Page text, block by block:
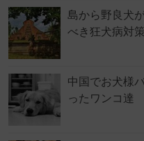
島から野良犬
べき狂犬病対
中国でお犬様
ったワンコ達